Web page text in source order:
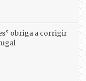
obriga a corrigir